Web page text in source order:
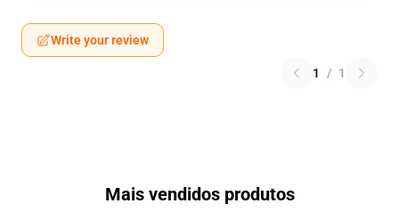
Write your review
1 / 1
Mais vendidos produtos